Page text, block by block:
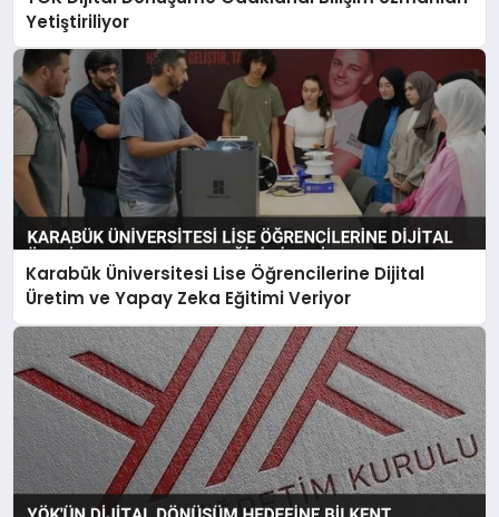
Yetiştiriliyor
Karabük Üniversitesi Lise Öğrencilerine Dijital
Üretim ve Yapay Zeka Eğitimi Veriyor